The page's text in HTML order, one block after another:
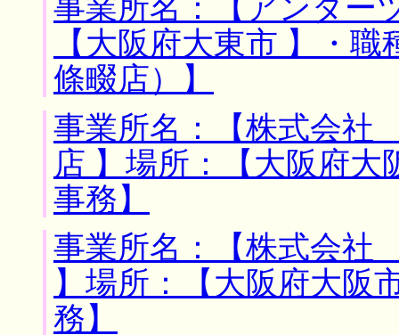
事業所名：【アンダ
【大阪府大東市 】・
條畷店）】
事業所名：【株式会
店 】場所：【大阪府大
事務】
事業所名：【株式会
】場所：【大阪府大阪
務】